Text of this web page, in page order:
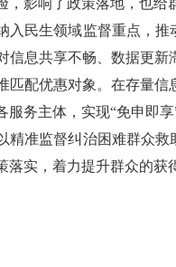
，影响了政策落地，也给
入民生领域监督重点，
信息共享不畅、数据更
匹配优惠对象。在存量
服务主体，实现“免申即
精准监督纠治困难群众
落实，着力提升群众的获